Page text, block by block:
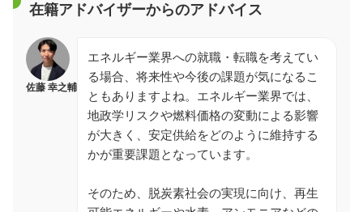
在籍アドバイザーからのアドバイス
佐藤 幸之輔
エネルギー業界への就職・転職を考えてい
る場合、将来性や今後の課題が気になるこ
ともありますよね。エネルギー業界では、
地政学リスクや燃料価格の変動による影響
が大きく、安定供給をどのように維持する
かが重要課題となっています。
そのため、脱炭素社会の実現に向け、再生